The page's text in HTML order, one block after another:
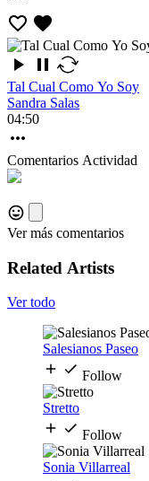
Tal Cual Como Yo Soy
Sandra Salas
04:50
Comentarios Actividad
Ver más comentarios
Related Artists
Ver todo
Salesianos Paseo
Follow
Stretto
Follow
Sonia Villarreal